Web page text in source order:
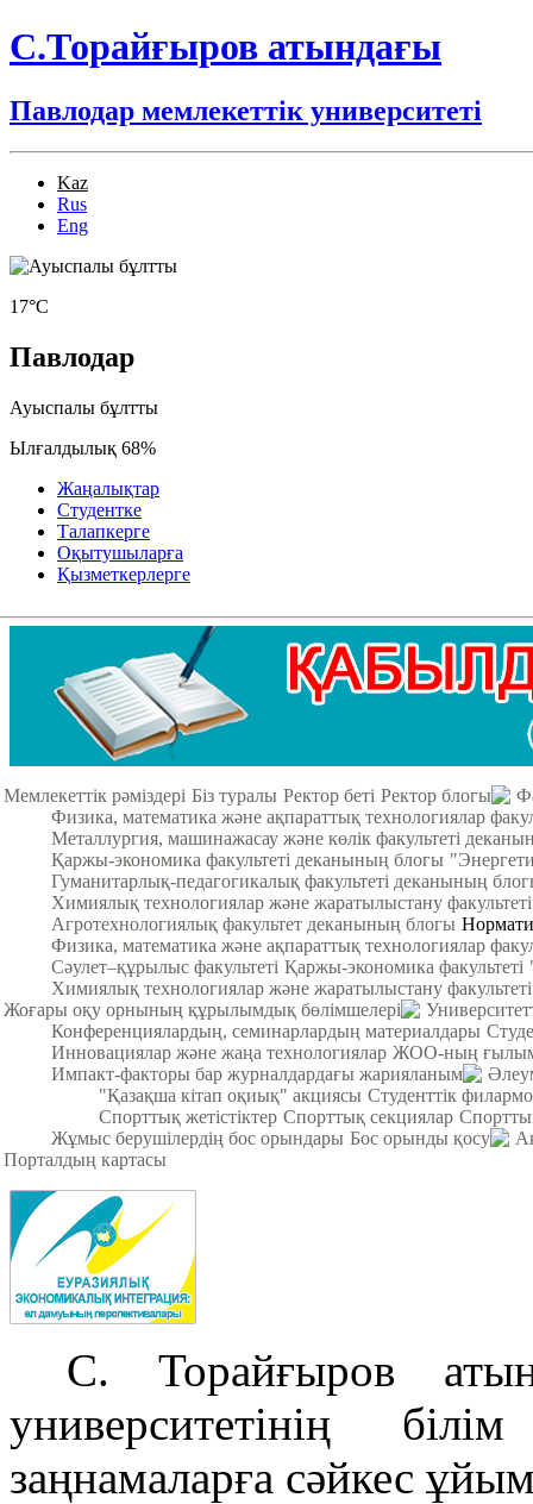
С.Торайғыров атындағы
Павлодар мемлекеттік университеті
Kaz
Rus
Eng
17°C
Павлодар
Ауыспалы бұлтты
Ылғалдылық 68%
Жаңалықтар
Студентке
Талапкерге
Оқытушыларға
Қызметкерлерге
Мемлекеттік рәміздері Біз туралы Ректор беті Ректор блогы
Физика, математика және ақпараттық технологиялар
Металлургия, машинажасау және көлік факультеті
Қаржы-экономика факультеті деканының блогы
Гуманитарлық-педагогикалық факультеті деканының
Химиялық технологиялар және жаратылыстану
Агротехнологиялық факультет деканының блогы
Физика, математика және ақпараттық технологиялар
Cәулет–құрылыс факультеті Қаржы-экономика факультеті
Химиялық технологиялар және жаратылыстану факультеті
Жоғары оқу орнының құрылымдық бөлімшелері
Конференциялардың, семинарлардың материалдары
Инновациялар және жаңа технологиялар ЖОО-ның
Импакт-факторы бар журналдардағы жарияланым
"Қазақша кітап оқиық" акциясы Студенттік
Спорттық жетістіктер Спорттық секциялар
Жұмыс берушілердің бос орындары Бос орынды қосу
Порталдың картасы
С. Торайғыров
университетінің
заңнамаларға сәйкес